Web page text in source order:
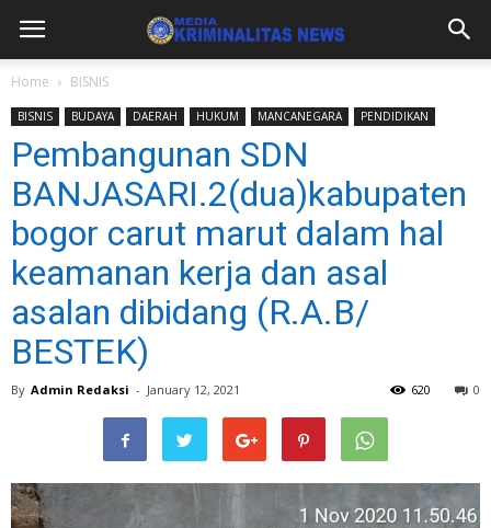
Home BISNIS
BISNIS BUDAYA DAERAH HUKUM MANCANEGARA PENDIDIKAN
Pembangunan SDN
BANJASARI.2(dua)kabupaten
bogor carut marut dalam hal
keamanan kerja dan asal
asalan dibidang (R.A.B/
BESTEK)
By Admin Redaksi - January 12, 2021 0
620